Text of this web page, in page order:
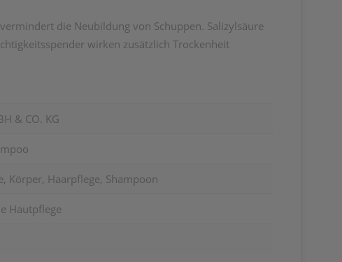
vermindert die Neubildung von Schuppen. Salizylsäure
wirken zusätzlich Trockenheit
& CO. KG
Körper, Haarpflege, Shampoon
Hautpflege